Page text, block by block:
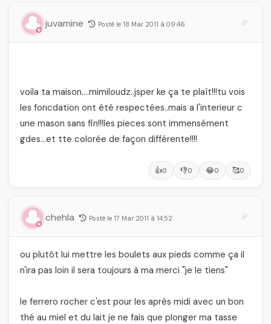
juvamine Posté le 18 Mar 2011 à 09:46
voila ta maison….mimiloudz..jsper ke ça te plaît!!!tu vois
les foncdation ont été respectées..mais a l'interieur c
une mason sans fin!!!les pieces sont immensément
gdes…et tte colorée de façon différente!!!!
👍0 👎0 😂0 🥰0
chehla Posté le 17 Mar 2011 à 14:52
ou plutôt lui mettre les boulets aux pieds comme ça il
n'ira pas loin il sera toujours à ma merci "je le tiens"
le ferrero rocher c'est pour les après midi avec un bon
thé au miel et du lait je ne fais que plonger ma tasse